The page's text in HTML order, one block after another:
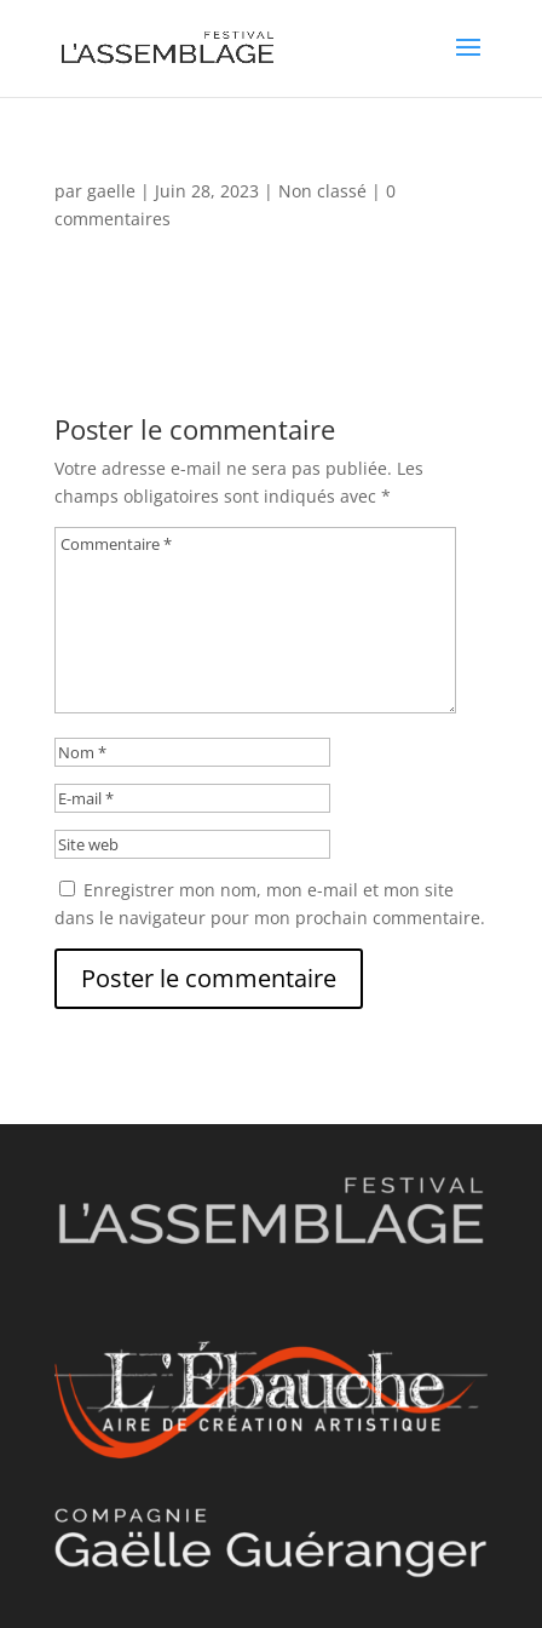
par gaelle | Juin 28, 2023 | Non classé | 0
commentaires
Poster le commentaire
Votre adresse e-mail ne sera pas publiée. Les
champs obligatoires sont indiqués avec *
Enregistrer mon nom, mon e-mail et mon site
dans le navigateur pour mon prochain commentaire.